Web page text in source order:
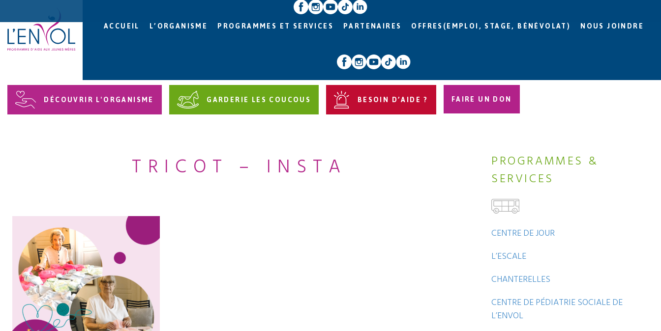
ACCUEIL L’ORGANISME PROGRAMMES ET SERVICES PARTENAIRES OFFRES(EMPLOI, STAGE, BÉNÉVOLAT) NOUS JOINDRE
DÉCOUVRIR L'ORGANISME GARDERIE LES COUCOUS BESOIN D’AIDE ? FAIRE UN DON
TRICOT – INSTA
PROGRAMMES &
SERVICES
CENTRE DE JOUR
L’ESCALE
CHANTERELLES
CENTRE DE PÉDIATRIE SOCIALE DE
L’ENVOL